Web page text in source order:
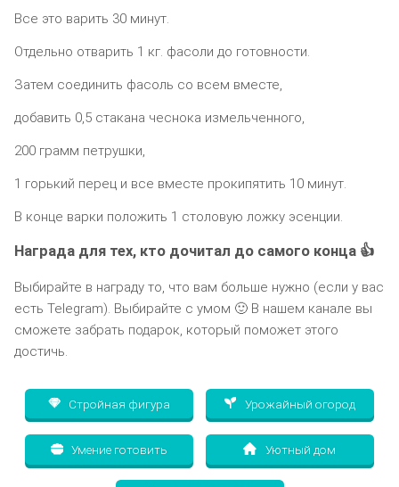
Все это варить 30 минут.
Отдельно отварить 1 кг. фасоли до готовности.
Затем соединить фасоль со всем вместе,
добавить 0,5 стакана чеснока измельченного,
200 грамм петрушки,
1 горький перец и все вместе прокипятить 10 минут.
В конце варки положить 1 столовую ложку эсенции.
Награда для тех, кто дочитал до самого конца 👍
Выбирайте в награду то, что вам больше нужно (если у вас
есть Telegram). Выбирайте с умом 🙂 В нашем канале вы
сможете забрать подарок, который поможет этого
достичь.
Стройная фигура Урожайный огород
Умение готовить Уютный дом